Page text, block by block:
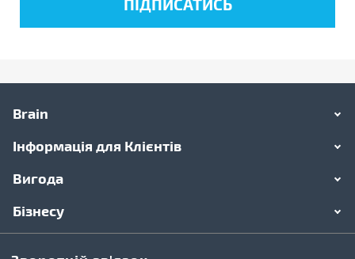
Brain
Інформація для Клієнтів
Вигода
Бізнесу